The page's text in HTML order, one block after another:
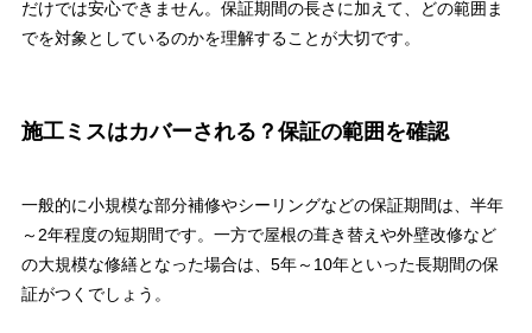
だけでは安心できません。保証期間の長さに加えて、どの範囲ま
でを対象としているのかを理解することが大切です。
施工ミスはカバーされる？保証の範囲を確認
一般的に小規模な部分補修やシーリングなどの保証期間は、半年
～2年程度の短期間です。一方で屋根の葺き替えや外壁改修など
の大規模な修繕となった場合は、5年～10年といった長期間の保
証がつくでしょう。